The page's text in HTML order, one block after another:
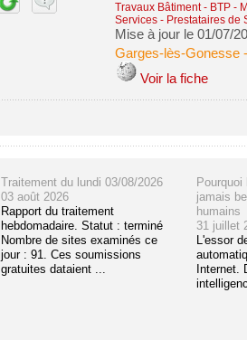
Travaux Bâtiment - BTP -
Services - Prestataires de
Mise à jour le 01/07/
Garges-lès-Gonesse
Voir la fiche
Traitement du lundi 03/08/2026
03 août 2026
Rapport du traitement
hebdomadaire. Statut : terminé
Nombre de sites examinés ce
jour : 91. Ces soumissions
gratuites dataient ...
jamais
humains
31 juillet
L'essor
Internet.